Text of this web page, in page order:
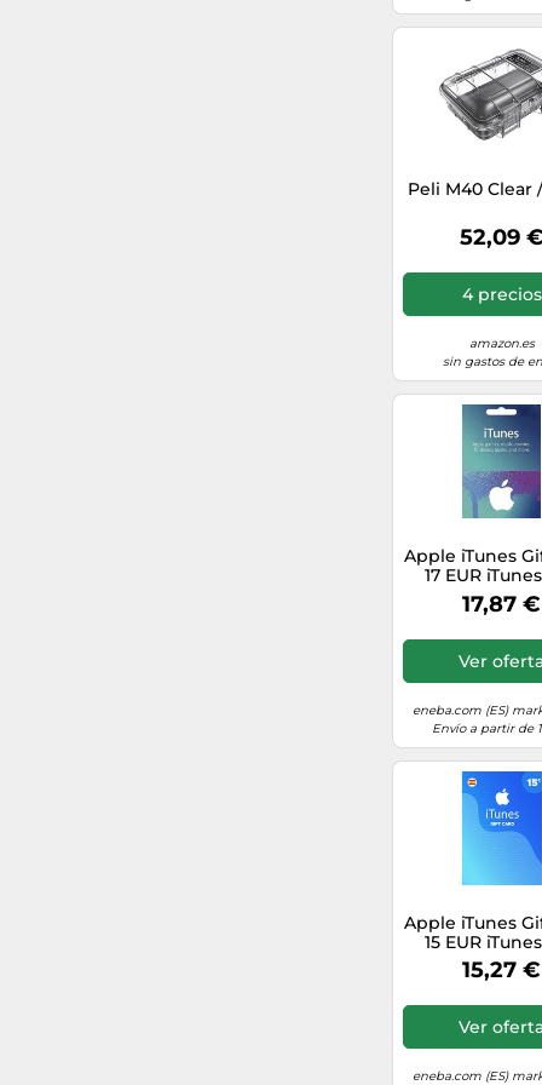
Peli M40 Clear
52,09 €
4 precios
amazon.es
sin gastos de
Apple iTunes
17 EUR
SPAIN
17,87 €
Ver
eneba.com (ES)
Envío a partir de
Apple iTunes
15 EUR
SPAIN
15,27 €
Ver
eneba.com (ES)